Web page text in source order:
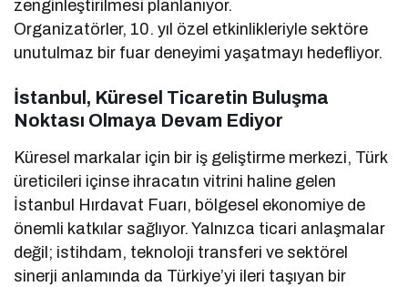
zenginleştirilmesi planlanıyor.
Organizatörler, 10. yıl özel etkinlikleriyle sektöre
unutulmaz bir fuar deneyimi yaşatmayı hedefliyor.
İstanbul, Küresel Ticaretin Buluşma
Noktası Olmaya Devam Ediyor
Küresel markalar için bir iş geliştirme merkezi, Türk
üreticileri içinse ihracatın vitrini haline gelen
İstanbul Hırdavat Fuarı, bölgesel ekonomiye de
önemli katkılar sağlıyor. Yalnızca ticari anlaşmalar
değil; istihdam, teknoloji transferi ve sektörel
sinerji anlamında da Türkiye’yi ileri taşıyan bir